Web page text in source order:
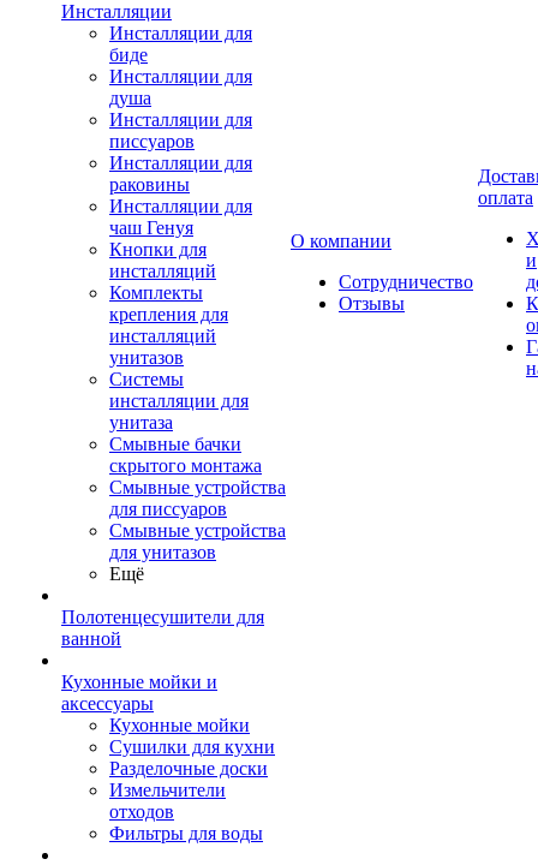
Инсталляции
Инсталляции для
биде
Инсталляции для
душа
Инсталляции для
писсуаров
Инсталляции для
раковины
Инсталляции для
чаш Генуя
Кнопки для
инсталляций
Комплекты
крепления для
инсталляций
унитазов
Системы
инсталляции для
унитаза
Смывные бачки
скрытого монтажа
Смывные устройства
для писсуаров
Смывные устройства
для унитазов
Ещё
Полотенцесушители для
ванной
Кухонные мойки и
аксессуары
Кухонные мойки
Сушилки для кухни
Разделочные доски
Измельчители
отходов
Фильтры для воды
О компании
Сотрудничество
Отзывы
оплата
и